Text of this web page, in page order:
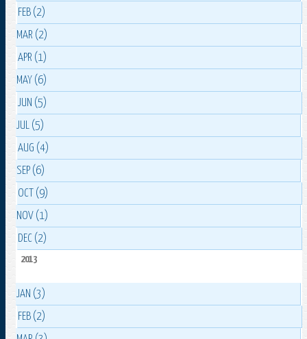
FEB (2)
MAR (2)
APR (1)
MAY (6)
JUN (5)
JUL (5)
AUG (4)
SEP (6)
OCT (9)
NOV (1)
DEC (2)
2013
JAN (3)
FEB (2)